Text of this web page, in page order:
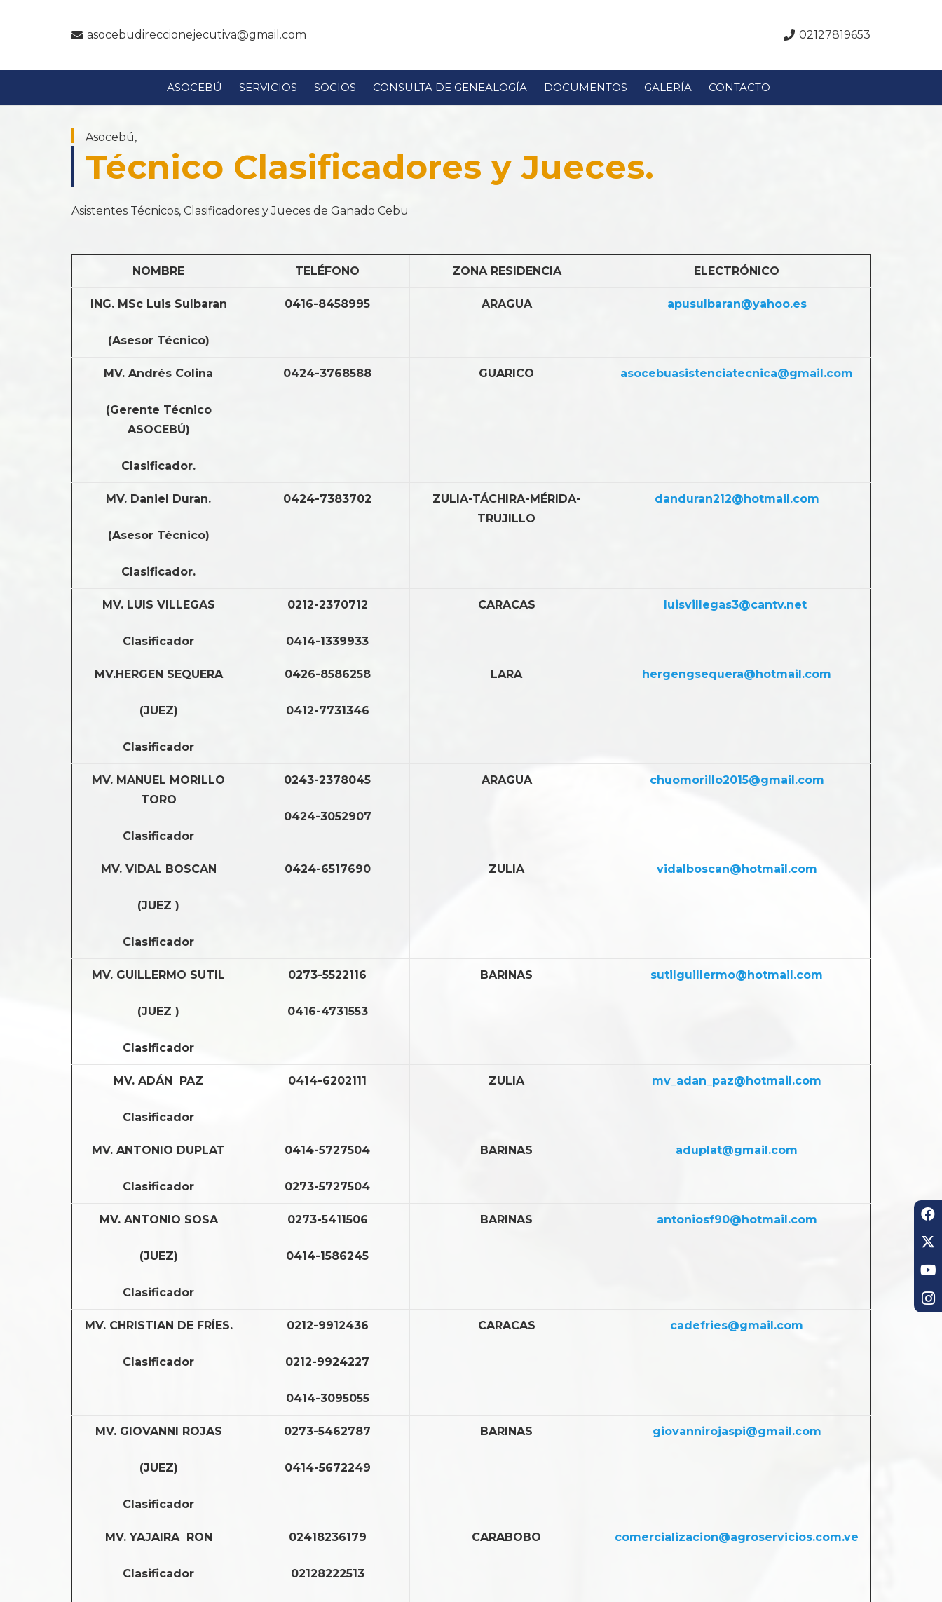
asocebudireccionejecutiva@gmail.com 02127819653
ASOCEBÚ SERVICIOS SOCIOS CONSULTA DE GENEALOGÍA DOCUMENTOS GALERÍA CONTACTO
Asocebú,
Técnico Clasificadores y Jueces.
Asistentes Técnicos, Clasificadores y Jueces de Ganado Cebu
NOMBRE TELÉFONO ZONA RESIDENCIA ELECTRÓNICO
ING. MSc Luis Sulbaran
(Asesor Técnico)
0416-8458995 ARAGUA apusulbaran@yahoo.es
MV. Andrés Colina
(Gerente Técnico
ASOCEBÚ)
Clasificador.
0424-3768588 GUARICO asocebuasistenciatecnica@gmail.com
MV. Daniel Duran.
(Asesor Técnico)
Clasificador.
0424-7383702
ZULIA-TÁCHIRA-MÉRIDA-
TRUJILLO
danduran212@hotmail.com
MV. LUIS VILLEGAS
Clasificador
0212-2370712
0414-1339933
CARACAS luisvillegas3@cantv.net
MV.HERGEN SEQUERA
(JUEZ)
Clasificador
0426-8586258
0412-7731346
LARA hergengsequera@hotmail.com
MV. MANUEL MORILLO
TORO
Clasificador
0243-2378045
0424-3052907
ARAGUA chuomorillo2015@gmail.com
MV. VIDAL BOSCAN
(JUEZ )
Clasificador
0424-6517690 ZULIA vidalboscan@hotmail.com
MV. GUILLERMO SUTIL
(JUEZ )
Clasificador
0273-5522116
0416-4731553
BARINAS sutilguillermo@hotmail.com
MV. ADÁN PAZ
Clasificador
0414-6202111 ZULIA mv_adan_paz@hotmail.com
MV. ANTONIO DUPLAT
Clasificador
0414-5727504
0273-5727504
BARINAS aduplat@gmail.com
MV. ANTONIO SOSA
(JUEZ)
Clasificador
0273-5411506
0414-1586245
BARINAS antoniosf90@hotmail.com
MV. CHRISTIAN DE FRÍES.
Clasificador
0212-9912436
0212-9924227
0414-3095055
CARACAS cadefries@gmail.com
MV. GIOVANNI ROJAS
(JUEZ)
Clasificador
0273-5462787
0414-5672249
BARINAS giovannirojaspi@gmail.com
MV. YAJAIRA RON
Clasificador
02418236179
02128222513
CARABOBO comercializacion@agroservicios.com.ve